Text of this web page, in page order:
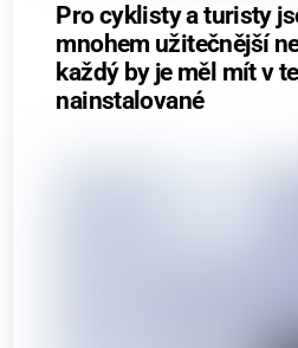
Pro cyklisty a turisty
mnohem užitečnější
každý by je měl mít v
nainstalované